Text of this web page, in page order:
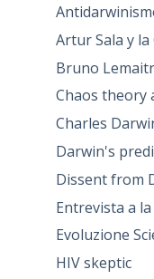
Artur Sala y la
Bruno
Chaos theory
Charles
Darwin's
Dissent from
Entrevista a
Evoluzione
HIV skeptic